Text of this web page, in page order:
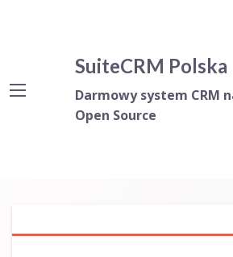
SuiteCRM Polska
Darmowy system CRM
Open Source